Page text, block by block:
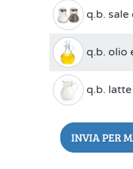
q.b. sale
q.b. olio
q.b. latte
INVIA PER